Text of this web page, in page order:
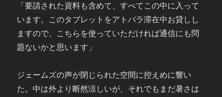
「要請された資料も含めて、すべてこの中に入って
います。このタブレットをアトバラ滞在中お貸しし
ますので、こちらを使っていただければ通信にも問
題ないかと思います」
ジェームズの声が閉じられた空間に控えめに響い
た。中は外より断然涼しいが、それでもまだ暑さは